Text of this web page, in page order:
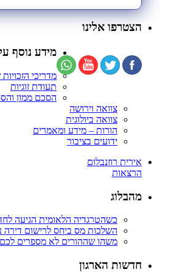
הצטרפו אלינו
מידע נוסף
מדריכי הזכויות
תעודת זוגיות
הסכם ממון
צוואה וירושה
צוואה ביולוגית
הורות – מידע ומאמרים
ידועים בציבור
אירית רוזנבלום
הרצאות
מהבלוג
כשהטרגדיה הלאומית הגיעה
השלכות מס ביחס לרישום דירה
משהו שההורים לא מספרים
חדשות הארגון